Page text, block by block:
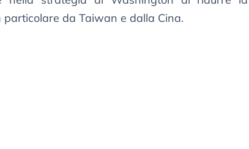
da Taiwan e dalla Cina.